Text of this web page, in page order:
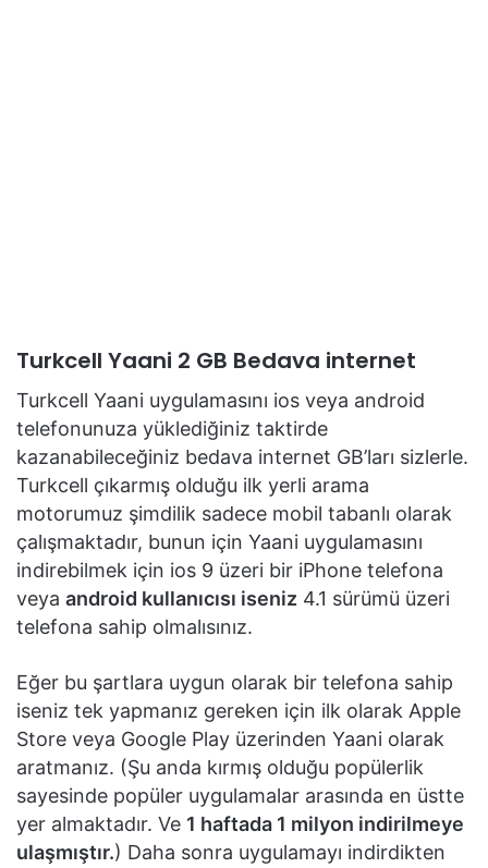
Turkcell Yaani 2 GB Bedava internet
Turkcell Yaani uygulamasını ios veya android
telefonunuza yüklediğiniz taktirde
kazanabileceğiniz bedava internet GB’ları sizlerle.
Turkcell çıkarmış olduğu ilk yerli arama
motorumuz şimdilik sadece mobil tabanlı olarak
çalışmaktadır, bunun için Yaani uygulamasını
indirebilmek için ios 9 üzeri bir iPhone telefona
veya android kullanıcısı iseniz 4.1 sürümü üzeri
telefona sahip olmalısınız.
Eğer bu şartlara uygun olarak bir telefona sahip
iseniz tek yapmanız gereken için ilk olarak Apple
Store veya Google Play üzerinden Yaani olarak
aratmanız. (Şu anda kırmış olduğu popülerlik
sayesinde popüler uygulamalar arasında en üstte
yer almaktadır. Ve 1 haftada 1 milyon indirilmeye
ulaşmıştır.) Daha sonra uygulamayı indirdikten